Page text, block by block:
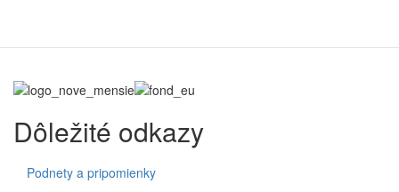
Dôležité odkazy
Podnety a pripomienky